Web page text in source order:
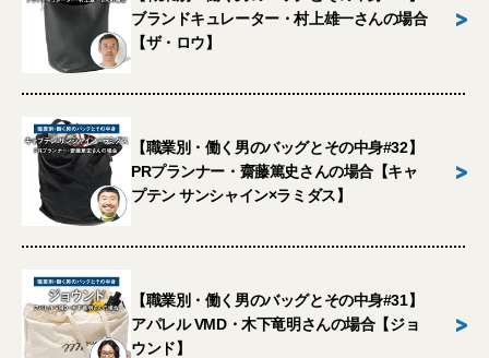
ブランドキュレーター・村上雄一さんの場合
【ザ・ロウ】
>
【職業別・働く男のバッグとその中身#32】
PRプランナー・齋藤篤史さんの場合【キャ
プテン サンシャイン×ラミダス】
>
【職業別・働く男のバッグとその中身#31】
アパレル VMD・木下竜明さんの場合【ジョ
ウンド】
>